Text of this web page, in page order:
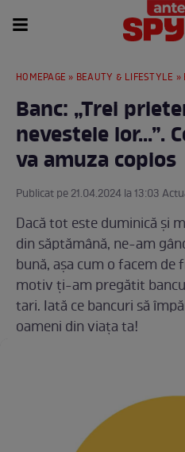
HOMEPAGE » BEAUTY & LIFESTYLE »
Banc: „Trei
nevestele lor...”.
va amuza copios
Publicat pe 21.04.2024 la 13:03
Dacă tot este duminică și
din săptămână, ne-am
bună, așa cum o facem de
motiv ți-am pregătit
tari. Iată ce bancuri să
oameni din viața ta!